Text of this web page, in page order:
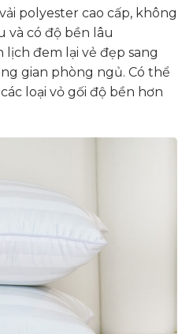
polyester cao cấp, không
và có độ bền lâu
lịch đem lại vẻ đẹp sang
gian phòng ngủ. Có thể
loại vỏ gối độ bền hơn